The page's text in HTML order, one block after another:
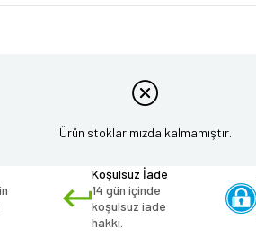
Ürün stoklarımızda kalmamıştır.
Koşulsuz İade
14 gün içinde
koşulsuz iade
hakkı.